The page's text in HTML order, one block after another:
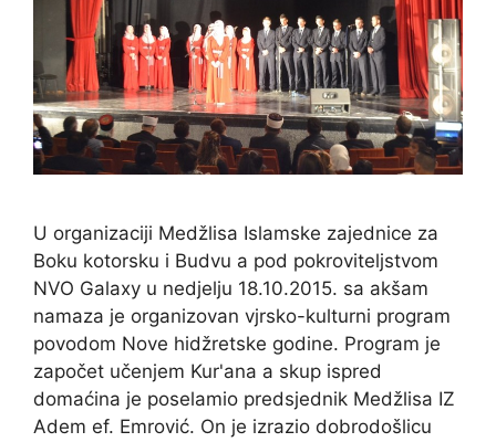
U organizaciji Medžlisa Islamske zajednice za
Boku kotorsku i Budvu a pod pokroviteljstvom
NVO Galaxy u nedjelju 18.10.2015. sa akšam
namaza je organizovan vjrsko-kulturni program
povodom Nove hidžretske godine. Program je
započet učenjem Kur'ana a skup ispred
domaćina je poselamio predsjednik Medžlisa IZ
Adem ef. Emrović. On je izrazio dobrodošlicu